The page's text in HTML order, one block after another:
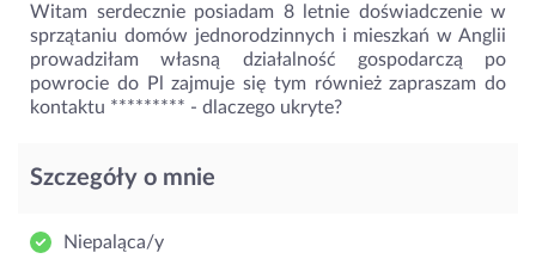
Witam serdecznie posiadam 8 letnie doświadczenie w
sprzątaniu domów jednorodzinnych i mieszkań w Anglii
prowadziłam własną działalność gospodarczą po
powrocie do Pl zajmuje się tym również zapraszam do
kontaktu ********* - dlaczego ukryte?
Szczegóły o mnie
Niepaląca/y